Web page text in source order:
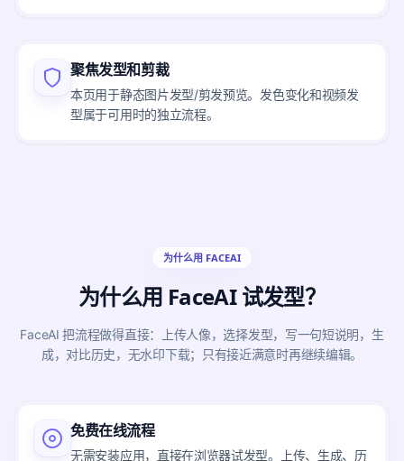
聚焦发型和剪裁
本页用于静态图片发型/剪发预览。发色变化和视频发
型属于可用时的独立流程。
为什么用 FACEAI
为什么用 FaceAI 试发型？
FaceAI 把流程做得直接：上传人像，选择发型，写一句短说明，生
成，对比历史，无水印下载；只有接近满意时再继续编辑。
免费在线流程
无需安装应用，直接在浏览器试发型。上传、生成、历